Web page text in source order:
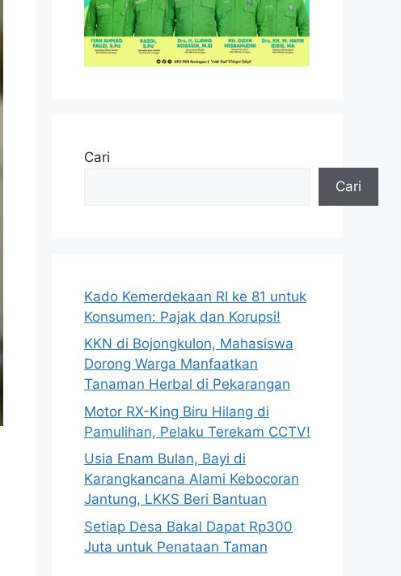
Cari
Cari
Kado Kemerdekaan RI ke 81 untuk
Konsumen: Pajak dan Korupsi!
KKN di Bojongkulon, Mahasiswa
Dorong Warga Manfaatkan
Tanaman Herbal di Pekarangan
Motor RX-King Biru Hilang di
Pamulihan, Pelaku Terekam CCTV!
Usia Enam Bulan, Bayi di
Karangkancana Alami Kebocoran
Jantung, LKKS Beri Bantuan
Setiap Desa Bakal Dapat Rp300
Juta untuk Penataan Taman